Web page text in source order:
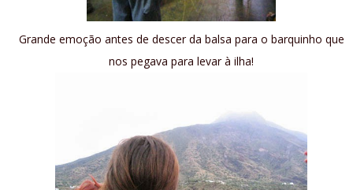
Grande emoção antes de descer da balsa para o barquinho que
nos pegava para levar à ilha!